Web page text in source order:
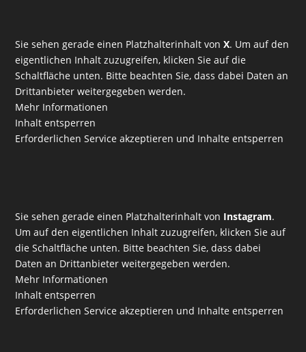
Sie sehen gerade einen Platzhalterinhalt vonX. Um auf den
eigentlichen Inhalt zuzugreifen, klicken Sie auf die
Schaltfläche unten. Bitte beachten Sie, dass dabei Daten an
Drittanbieter weitergegeben werden.
Mehr Informationen
Inhalt entsperren
Erforderlichen Service akzeptieren und Inhalte entsperren
Sie sehen gerade einen Platzhalterinhalt von Instagram.
Um auf den eigentlichen Inhalt zuzugreifen, klicken Sie auf
die Schaltfläche unten. Bitte beachten Sie, dass dabei
Daten an Drittanbieter weitergegeben werden.
Mehr Informationen
Inhalt entsperren
Erforderlichen Service akzeptieren und Inhalte entsperren